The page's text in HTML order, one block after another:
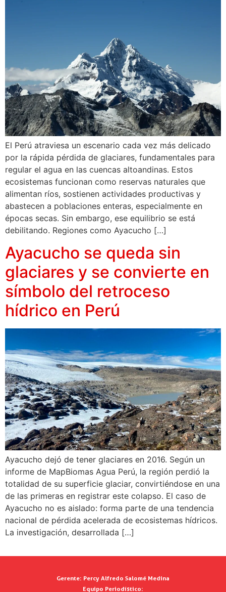
El Perú atraviesa un escenario cada vez más delicado
por la rápida pérdida de glaciares, fundamentales para
regular el agua en las cuencas altoandinas. Estos
ecosistemas funcionan como reservas naturales que
alimentan ríos, sostienen actividades productivas y
abastecen a poblaciones enteras, especialmente en
épocas secas. Sin embargo, ese equilibrio se está
debilitando. Regiones como Ayacucho […]
Ayacucho se queda sin
glaciares y se convierte en
símbolo del retroceso
hídrico en Perú
Ayacucho dejó de tener glaciares en 2016. Según un
informe de MapBiomas Agua Perú, la región perdió la
totalidad de su superficie glaciar, convirtiéndose en una
de las primeras en registrar este colapso. El caso de
Ayacucho no es aislado: forma parte de una tendencia
nacional de pérdida acelerada de ecosistemas hídricos.
La investigación, desarrollada […]
Gerente: Percy Alfredo Salomé Medina
Equipo Periodístico: